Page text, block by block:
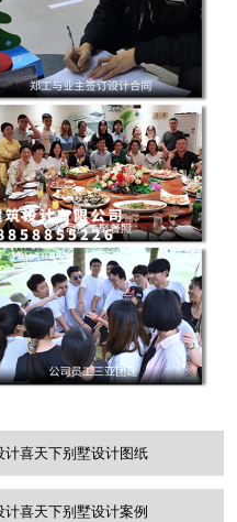
计喜天下别墅设计图纸
喜天下别墅设计案例